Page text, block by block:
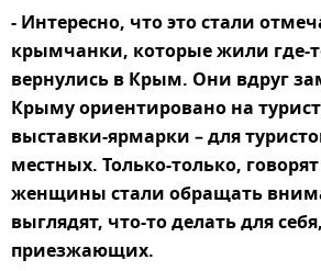
- Интересно, что это стали
крымчанки, которые жили где-
вернулись в Крым. Они вдруг
Крыму ориентировано на
выставки-ярмарки – для
местных. Только-только,
женщины стали обращать
выглядят, что-то делать для
приезжающих.